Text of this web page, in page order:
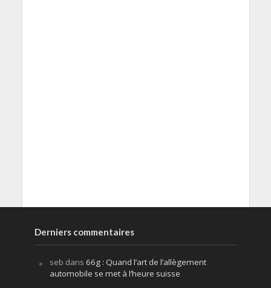
Derniers commentaires
seb dans 66g : Quand l’art de l’allègement
automobile se met à l’heure suisse